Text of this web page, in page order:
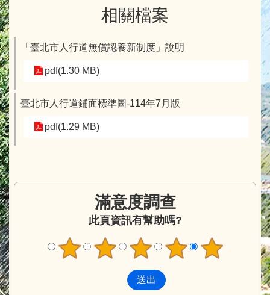
相關檔案
「臺北市人行道無償認養新制度」說明
pdf(1.30 MB)
臺北市人行道鋪面標準圖-114年7月版
pdf(1.29 MB)
滿意度調查
此頁資訊有幫助嗎?